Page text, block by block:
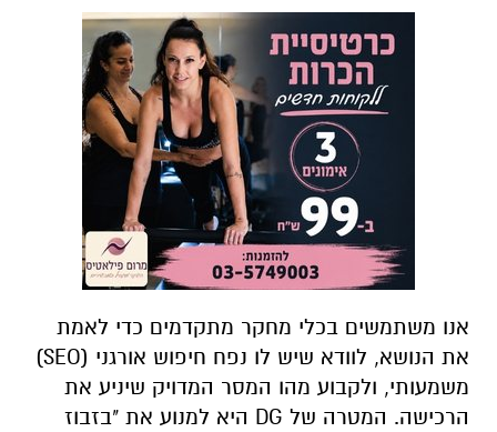
אנו משתמשים בכלי מחקר מתקדמים כדי לאמת
את הנושא, לוודא שיש לו נפח חיפוש אורגני (SEO)
משמעותי, ולקבוע מהו המסר המדויק שיניע את
הרכישה. המטרה של DG היא למנוע את "בזבוז